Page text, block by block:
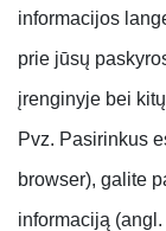
informacijos
prie jūsų
įrenginyje bei
Pvz. Pasirinkus
browser), galite
informaciją